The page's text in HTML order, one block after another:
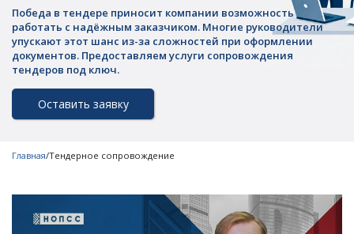
Победа в тендере приносит компании возможность
работать с надёжным заказчиком. Многие руководители
упускают этот шанс из-за сложностей при оформлении
документов. Предоставляем услуги сопровождения
тендеров под ключ.
Оставить заявку
Главная/Тендерное сопровождение